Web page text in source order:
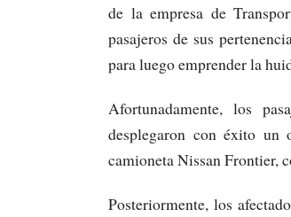
de la empresa de
pasajeros de sus
para luego emprender la
Afortunadamente, los
desplegaron con éxito un
camioneta Nissan Frontier,
Posteriormente, los